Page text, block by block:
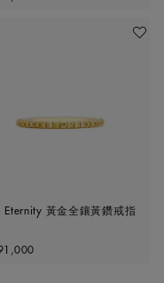
加入喜
Eternity 黃金全鑲黃鑽戒指
price